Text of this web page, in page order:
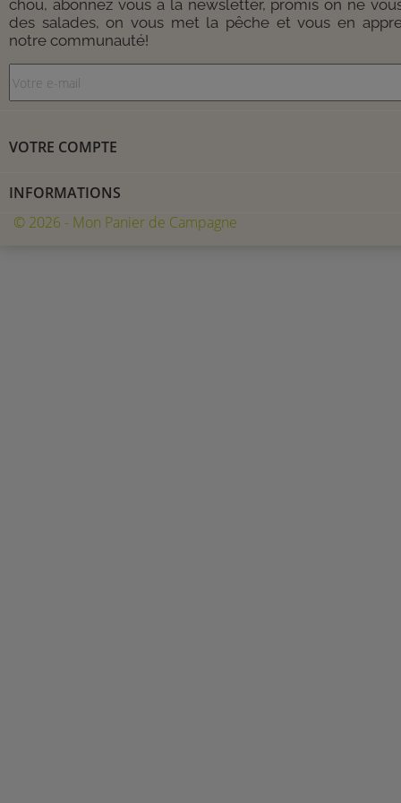
chou, abonnez vous à la newsletter, promis on ne
des salades, on vous met la pêche et vous en
notre communauté!
VOTRE COMPTE
INFORMATIONS
© 2026 - Mon Panier de Campagne